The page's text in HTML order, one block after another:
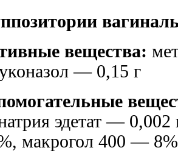
вещества:
— 0,15 г
эдетат —
макрогол 400 —